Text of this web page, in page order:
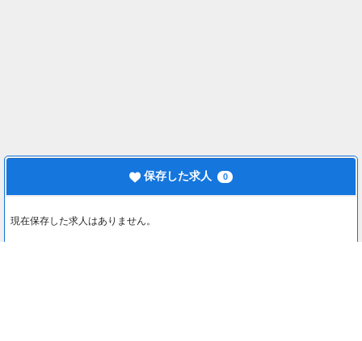
保存した求人 0
現在保存した求人はありません。